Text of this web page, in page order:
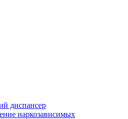
диспансер
наркозависимых